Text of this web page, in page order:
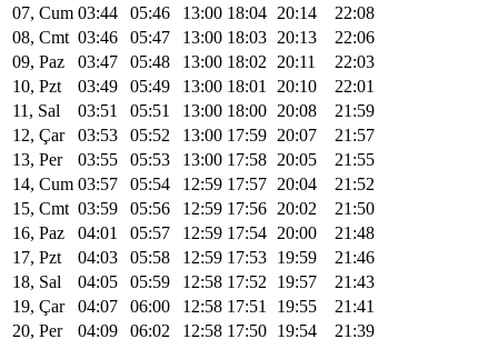
07, Cum 03:44 05:46 13:00 18:04 20:14
22:08
08, Cmt 03:46 05:47 13:00 18:03 20:13
22:06
09, Paz
03:47 05:48 13:00 18:02 20:11
22:03
10, Pzt
03:49 05:49 13:00 18:01 20:10
22:01
11, Sal
03:51 05:51 13:00 18:00 20:08
21:59
12, Çar
03:53 05:52 13:00 17:59 20:07
21:57
13, Per
03:55 05:53 13:00 17:58 20:05
21:55
14, Cum 03:57 05:54 12:59 17:57 20:04
21:52
15, Cmt 03:59 05:56 12:59 17:56 20:02
21:50
16, Paz
04:01 05:57 12:59 17:54 20:00
21:48
17, Pzt
04:03 05:58 12:59 17:53 19:59
21:46
18, Sal
04:05 05:59 12:58 17:52 19:57
21:43
19, Çar
04:07 06:00 12:58 17:51 19:55
21:41
20, Per
04:09 06:02 12:58 17:50 19:54
21:39